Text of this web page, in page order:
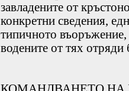
завладените от
конкретни сведения,
типичното въоръжение,
водените от тях отряди